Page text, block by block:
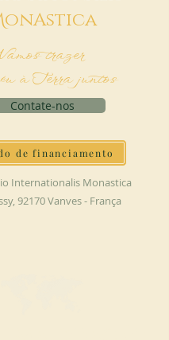
onAstica
trazer
à Terra juntos
Contate-nos
de financiamento
Internationalis Monastica
92170 Vanves - França